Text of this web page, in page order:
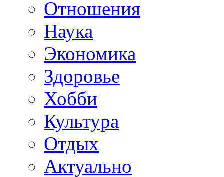
Отношения
Наука
Экономика
Здоровье
Хобби
Культура
Отдых
Актуально